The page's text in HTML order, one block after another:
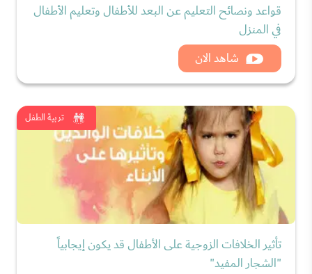
قواعد ونصائح التعليم عن البعد للأطفال وتعليم الأطفال
في المنزل
شاهد الان
تربية الطفل
تأثير الخلافات الزوجية على الأطفال قد يكون إيجابياً
"الشجار المفيد"